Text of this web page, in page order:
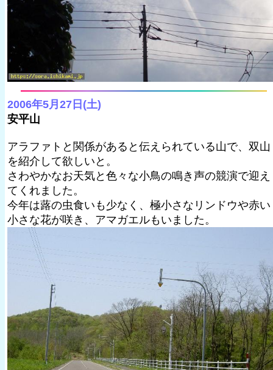
2006年5月27日(土)
安平山
アラファトと関係があると伝えられている山で、双山
を紹介して欲しいと。
さわやかなお天気と色々な小鳥の鳴き声の競演で迎え
てくれました。
今年は蕗の虫食いも少なく、極小さなリンドウや赤い
小さな花が咲き、アマガエルもいました。